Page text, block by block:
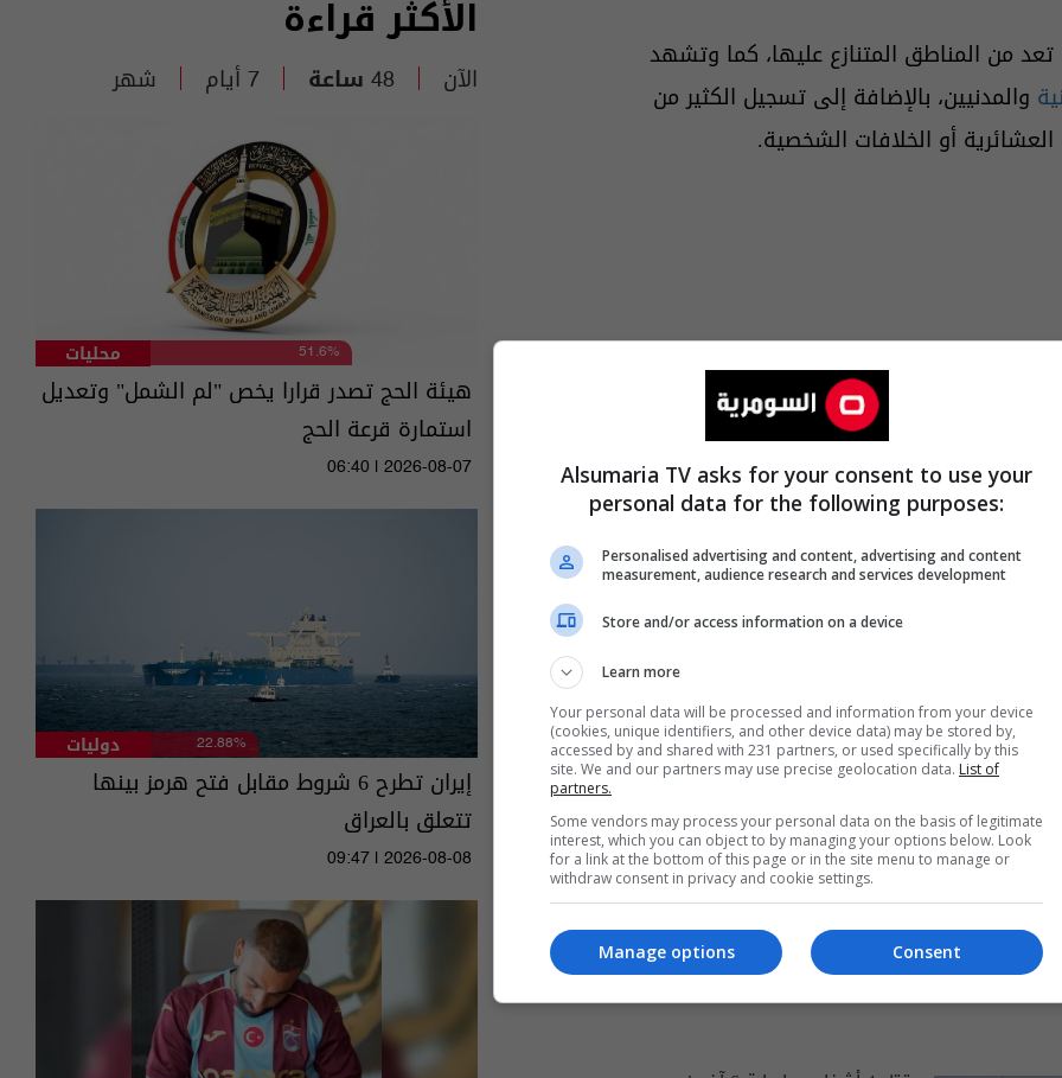
تعد من المناطق المتنازع عليها، كما وتشهد
والمدنيين، بالإضافة إلى تسجيل الكثير من
أو الخلافات الشخصية.
الخاصة
الأكثر قراءة
الآن 48 ساعة 7 أيام شهر
محليات 51.6%
هيئة الحج تصدر قرارا يخص "لم الشمل" وتعديل
استمارة قرعة الحج
06:40 | 2026-08-07
دوليات 22.88%
إيران تطرح 6 شروط مقابل فتح هرمز بينها
تتعلق بالعراق
09:47 | 2026-08-08
Alsumaria TV asks for your consent to use your
personal data for the following purposes:
Personalised advertising and content, advertising and content
measurement, audience research and services development
Store and/or access information on a device
Learn more
Your personal data will be processed and information from your device
(cookies, unique identifiers, and other device data) may be stored by,
accessed by and shared with 231 partners, or used specifically by this
site. We and our partners may use precise geolocation data. List of
partners.
Some vendors may process your personal data on the basis of legitimate
interest, which you can object to by managing your options below. Look
for a link at the bottom of this page or in the site menu to manage or
withdraw consent in privacy and cookie settings.
Consent
Manage options